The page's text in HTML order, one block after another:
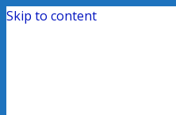
Skip to content